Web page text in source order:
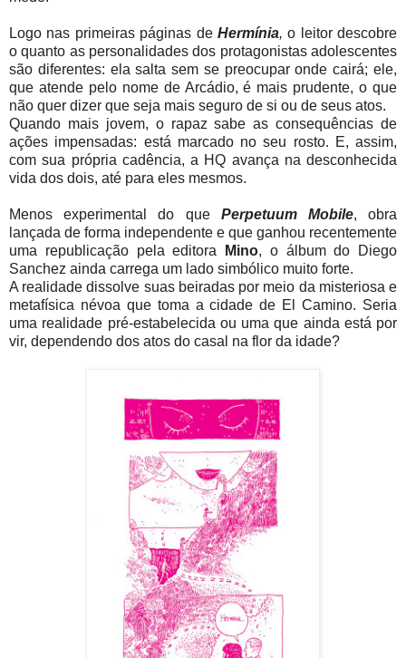
Logo nas primeiras páginas de Hermínia, o leitor descobre
o quanto as personalidades dos protagonistas adolescentes
são diferentes: ela salta sem se preocupar onde cairá; ele,
que atende pelo nome de Arcádio, é mais prudente, o que
não quer dizer que seja mais seguro de si ou de seus atos.
Quando mais jovem, o rapaz sabe as consequências de
ações impensadas: está marcado no seu rosto. E, assim,
com sua própria cadência, a HQ avança na desconhecida
vida dos dois, até para eles mesmos.
Menos experimental do que Perpetuum Mobile, obra
lançada de forma independente e que ganhou recentemente
uma republicação pela editora
Mino, o álbum do Diego
Sanchez ainda carrega um lado simbólico muito forte.
A realidade dissolve suas beiradas por meio da misteriosa e
metafísica névoa que toma a cidade de El Camino. Seria
uma realidade pré-estabelecida ou uma que ainda está por
vir, dependendo dos atos do casal na flor da idade?